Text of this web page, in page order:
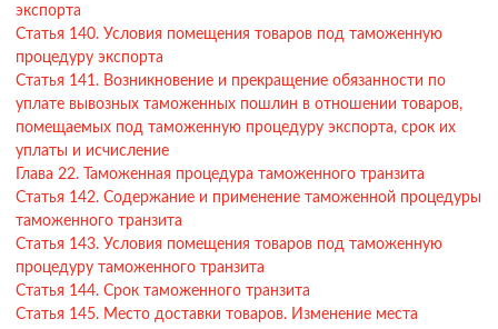
экспорта
Статья 140. Условия помещения товаров под таможенную
процедуру экспорта
Статья 141. Возникновение и прекращение обязанности по
уплате вывозных таможенных пошлин в отношении товаров,
помещаемых под таможенную процедуру экспорта, срок их
уплаты и исчисление
Глава 22. Таможенная процедура таможенного транзита
Статья 142. Содержание и применение таможенной процедуры
таможенного транзита
Статья 143. Условия помещения товаров под таможенную
процедуру таможенного транзита
Статья 144. Срок таможенного транзита
Статья 145. Место доставки товаров. Изменение места